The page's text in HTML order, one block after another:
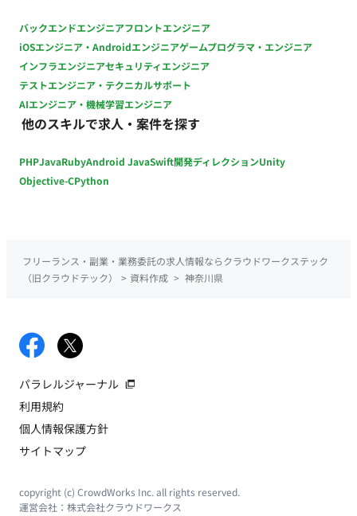
バックエンドエンジニアフロントエンジニア
iOSエンジニア・Androidエンジニアゲームプログラマ・エンジニア
インフラエンジニアセキュリティエンジニア
テストエンジニア・テクニカルサポート
AIエンジニア・機械学習エンジニア
他のスキルで求人・案件を探す
PHPJavaRubyAndroid JavaSwift開発ディレクションUnity
Objective-CPython
フリーランス・副業・業務委託の求人情報ならクラウドワークステック
（旧クラウドテック）
> 資料作成 > 神奈川県
パラレルジャーナル
利用規約
個人情報保護方針
サイトマップ
copyright (c) CrowdWorks Inc. all rights reserved.
運営会社： 株式会社クラウドワークス